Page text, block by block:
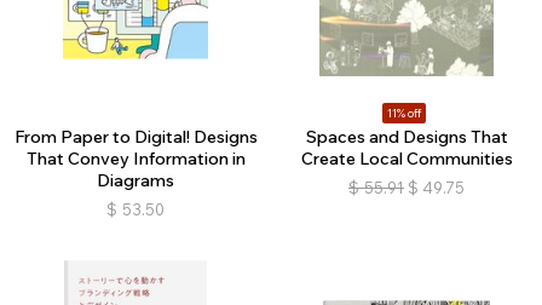
From Paper to Digital! Designs
That Convey Information in
Diagrams
$ 53.50
11% off
Spaces and Designs That
Create Local Communities
$ 55.91 $ 49.75